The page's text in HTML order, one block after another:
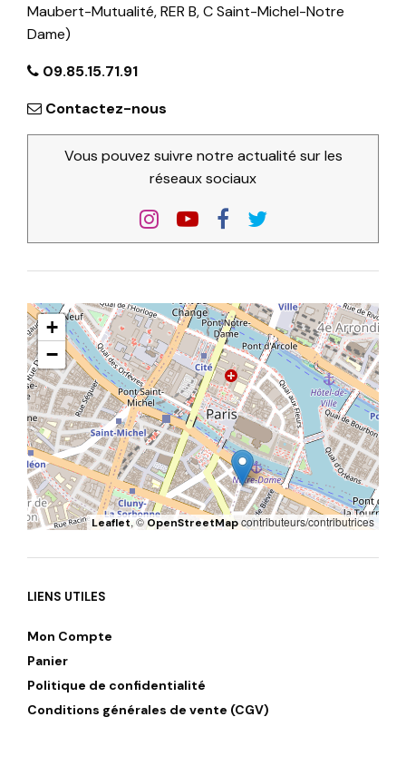
Maubert-Mutualité, RER B, C Saint-Michel-Notre
Dame)
09.85.15.71.91
Contactez-nous
Vous pouvez suivre notre actualité sur les
réseaux sociaux
+
−
Leaflet, ©OpenStreetMapcontributeurs/contributrices
LIENS UTILES
Mon Compte
Panier
Politique de confidentialité
Conditions générales de vente (CGV)